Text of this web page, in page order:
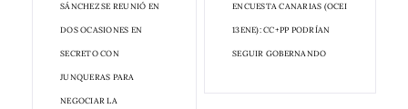
SÁNCHEZ SE REUNIÓ EN
DOS OCASIONES EN
SECRETO CON
JUNQUERAS PARA
NEGOCIAR LA
ENCUESTA CANARIAS (OCEI
13ENE): CC+PP PODRÍAN
SEGUIR GOBERNANDO